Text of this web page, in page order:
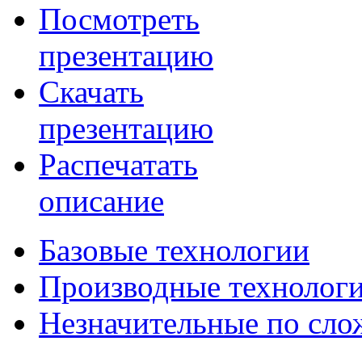
Посмотреть
презентацию
Скачать
презентацию
Распечатать
описание
Базовые технологии
Производные
Незначительные по